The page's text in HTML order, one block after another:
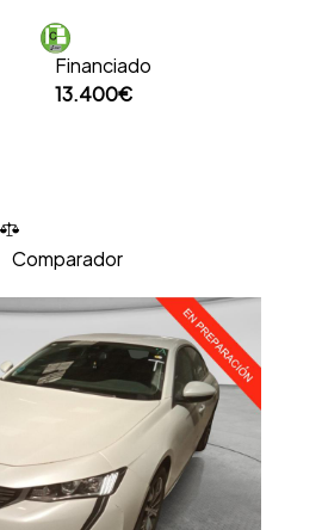
Financiado
13.400€
Comparador